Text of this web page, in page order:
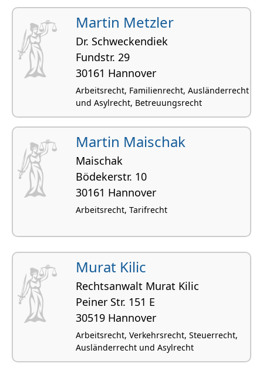
Martin Metzler
Dr. Schweckendiek
Fundstr. 29
30161 Hannover
Arbeitsrecht, Familienrecht, Ausländerrecht
und Asylrecht, Betreuungsrecht
Martin Maischak
Maischak
Bödekerstr. 10
30161 Hannover
Arbeitsrecht, Tarifrecht
Murat Kilic
Rechtsanwalt Murat Kilic
Peiner Str. 151 E
30519 Hannover
Arbeitsrecht, Verkehrsrecht, Steuerrecht,
Ausländerrecht und Asylrecht